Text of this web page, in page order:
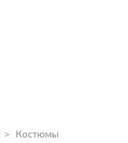
> Костюмы